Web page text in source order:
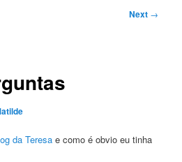
Next →
da Teresa e como é obvio eu tinha